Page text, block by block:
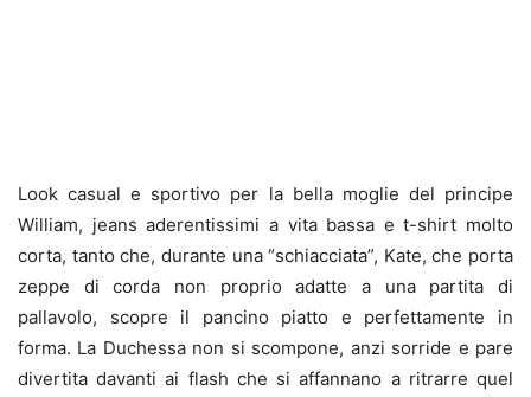
Look casual e sportivo per la bella moglie del principe
William, jeans aderentissimi a vita bassa e t-shirt molto
corta, tanto che, durante una “schiacciata”, Kate, che porta
zeppe di corda non proprio adatte a una partita di
pallavolo, scopre il pancino piatto e perfettamente in
forma. La Duchessa non si scompone, anzi sorride e pare
divertita davanti ai flash che si affannano a ritrarre quel